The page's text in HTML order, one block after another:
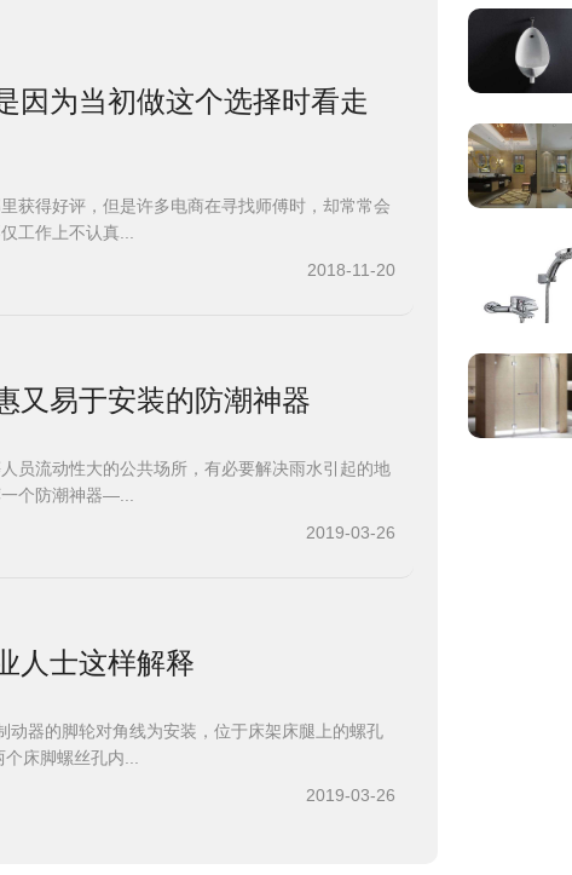
因为当初做这个选择时看走
获得好评，但是许多电商在寻找师傅时，却常常会
工作上不认真...
2018-11-20
又易于安装的防潮神器
员流动性大的公共场所，有必要解决雨水引起的地
个防潮神器—...
2019-03-26
人士这样解释
动器的脚轮对角线为安装，位于床架床腿上的螺孔
床脚螺丝孔内...
2019-03-26